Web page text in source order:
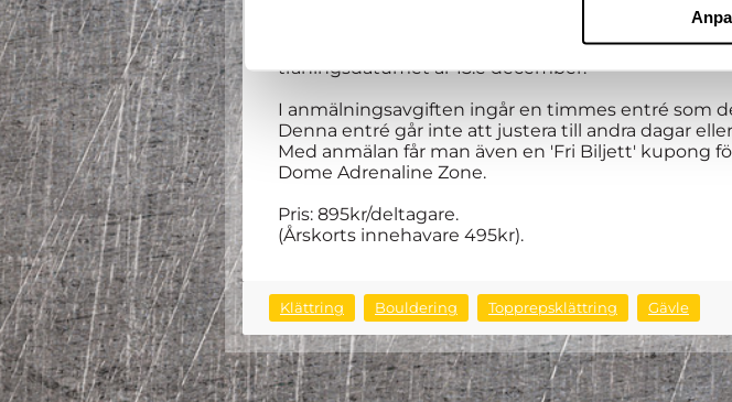
Höstens termin är delad i två, varav detta är del
träningsdatumet är 15:e december.
I anmälningsavgiften ingår en timmes entré som
Denna entré går inte att justera till andra dagar
Med anmälan får man även en 'Fri Biljett' kupong
Dome Adrenaline Zone.
Pris: 895kr/deltagare.
(Årskorts innehavare 495kr).
Klättring Bouldering Topprepsklättring Gävle